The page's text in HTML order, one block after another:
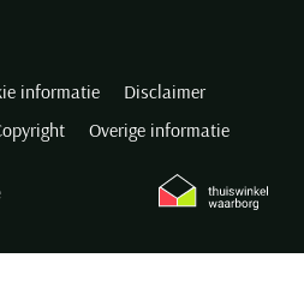
informatie
Disclaimer
Overige informatie